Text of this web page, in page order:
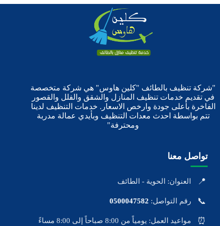
"شركة تنظيف بالطائف "كلين هاوس" هي شركة متخصصة
في تقديم خدمات تنظيف المنازل والشقق والفلل والقصور
الفاخرة بأعلى جودة وارخص الاسعار. خدمات التنظيف لدينا
تتم بواسطة احدث معدات التنظيف وبأيدي عمالة مدربة
ومحترفة"
تواصل معنا
📍 العنوان: الحوية - الطائف
📞 رقم التواصل: 0500047582
⏰ مواعيد العمل: يومياً من 8:00 صباحاً إلى 8:00 مساءً